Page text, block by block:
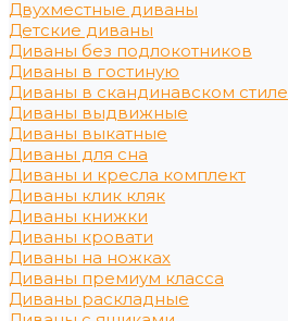
Двухместные диваны
Детские диваны
Диваны без подлокотников
Диваны в гостиную
Диваны в скандинавском стиле
Диваны выдвижные
Диваны выкатные
Диваны для сна
Диваны и кресла комплект
Диваны клик кляк
Диваны книжки
Диваны кровати
Диваны на ножках
Диваны премиум класса
Диваны раскладные